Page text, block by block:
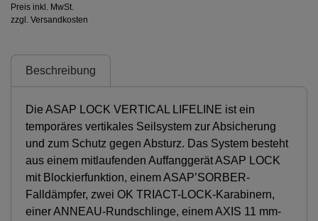
Preis inkl. MwSt.
zzgl. Versandkosten
Beschreibung
Die ASAP LOCK VERTICAL LIFELINE ist ein
temporäres vertikales Seilsystem zur Absicherung
und zum Schutz gegen Absturz. Das System besteht
aus einem mitlaufenden Auffanggerät ASAP LOCK
mit Blockierfunktion, einem ASAP’SORBER-
Falldämpfer, zwei OK TRIACT-LOCK-Karabinern,
einer ANNEAU-Rundschlinge, einem AXIS 11 mm-